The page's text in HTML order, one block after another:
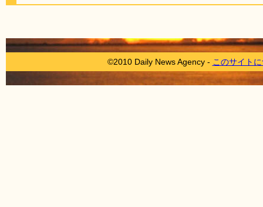
©2010 Daily News Agency - このサイト